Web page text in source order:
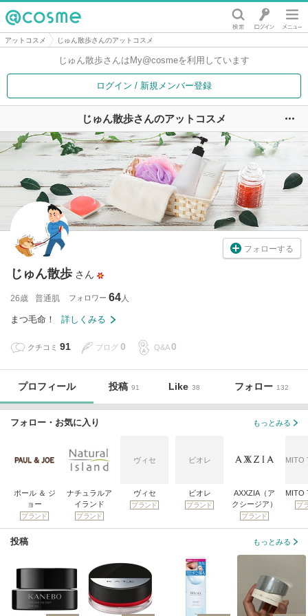
@cosme
アットコスメ じゅん散歩さんのアットコスメ
じゅん散歩さんは My@cosmeを利用しています
ログイン / 新規メンバー登録
じゅん散歩さんのアットコスメ
フォローする
じゅん散歩 さん
26歳 普通肌 フォロワー 64
まつ毛命！ 詳しくみる
クチコミ 91 ブログ 0 Q&A 0
プロフィール 投稿 91 Like 38 フォロー 132
フォロー・お気に入り もっとみる
ポール ＆ ジ
ョー
ブランド
ナチュラルア
イランド
ブランド
ヴィセ
ヴィセ
ブランド
ビオレ
ビオレ
ブランド
AXXZIA（ア
クシージア）
ブランド
MITO
MITO
ブ
投稿 もっとみる